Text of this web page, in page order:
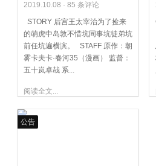
2019.10.08 · 85 条评论
STORY 后宫王太宰治为了捡来
的萌虎中岛敦不惜坑同事坑徒弟坑
前任坑遍横滨。 STAFF 原作：朝
雾卡夫卡·春河35（漫画） 监督：
五十岚卓哉 系...
阅读全文...
公告